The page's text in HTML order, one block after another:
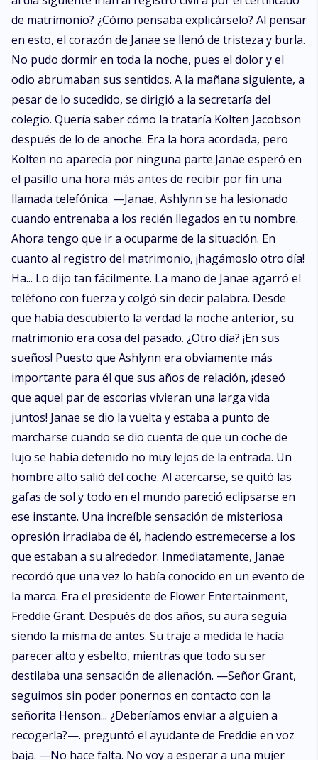
de matrimonio? ¿Cómo pensaba explicárselo? Al pensar
en esto, el corazón de Janae se llenó de tristeza y burla.
No pudo dormir en toda la noche, pues el dolor y el
odio abrumaban sus sentidos. A la mañana siguiente, a
pesar de lo sucedido, se dirigió a la secretaría del
colegio. Quería saber cómo la trataría Kolten Jacobson
después de lo de anoche. Era la hora acordada, pero
Kolten no aparecía por ninguna parte.Janae esperó en
el pasillo una hora más antes de recibir por fin una
llamada telefónica. —Janae, Ashlynn se ha lesionado
cuando entrenaba a los recién llegados en tu nombre.
Ahora tengo que ir a ocuparme de la situación. En
cuanto al registro del matrimonio, ¡hagámoslo otro día!
Ha... Lo dijo tan fácilmente. La mano de Janae agarró el
teléfono con fuerza y colgó sin decir palabra. Desde
que había descubierto la verdad la noche anterior, su
matrimonio era cosa del pasado. ¿Otro día? ¡En sus
sueños! Puesto que Ashlynn era obviamente más
importante para él que sus años de relación, ¡deseó
que aquel par de escorias vivieran una larga vida
juntos! Janae se dio la vuelta y estaba a punto de
marcharse cuando se dio cuenta de que un coche de
lujo se había detenido no muy lejos de la entrada. Un
hombre alto salió del coche. Al acercarse, se quitó las
gafas de sol y todo en el mundo pareció eclipsarse en
ese instante. Una increíble sensación de misteriosa
opresión irradiaba de él, haciendo estremecerse a los
que estaban a su alrededor. Inmediatamente, Janae
recordó que una vez lo había conocido en un evento de
la marca. Era el presidente de Flower Entertainment,
Freddie Grant. Después de dos años, su aura seguía
siendo la misma de antes. Su traje a medida le hacía
parecer alto y esbelto, mientras que todo su ser
destilaba una sensación de alienación. —Señor Grant,
seguimos sin poder ponernos en contacto con la
señorita Henson... ¿Deberíamos enviar a alguien a
recogerla?—. preguntó el ayudante de Freddie en voz
baja. —No hace falta. No voy a esperar a una mujer